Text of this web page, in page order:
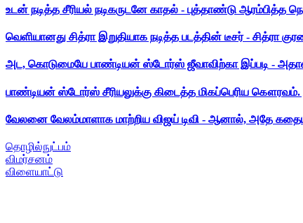
உடன் நடித்த சீரியல் நடிகருடனே காதல் - புத்தாண்டு ஆரம்பித்த
வெளியானது சித்ரா இறுதியாக நடித்த படத்தின் டீசர் - சித்ரா
அட, கொடுமையே பாண்டியன் ஸ்டோர்ஸ் ஜீவாவிற்கா இப்படி -
பாண்டியன் ஸ்டோர்ஸ் சீரியலுக்கு கிடைத்த மிகப்பெரிய
வேலனை வேலம்மாளாக மாற்றிய விஜய் டிவி - ஆனால், அதே
தொழில்நுட்பம்
விமர்சனம்
விளையாட்டு